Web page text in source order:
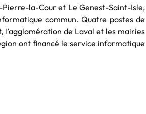
Pierre-la-Cour et Le Genest-Saint-Isle,
commun. Quatre postes de
de Laval et les mairies
ont financé le service informatique